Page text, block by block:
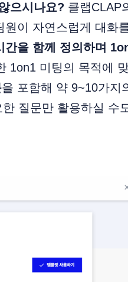
으시나요? 클랩CLAP
이 자연스럽게 대화
간을 함께 정의하며
1on1 미팅의 목적에
을 포함해 약 9~10가지
질문만 활용하실 수